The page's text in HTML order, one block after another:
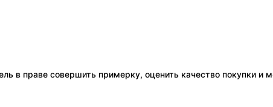
в праве совершить примерку, оценить качество покупки и